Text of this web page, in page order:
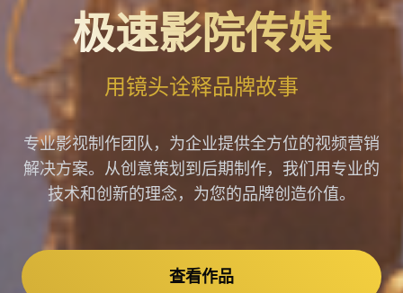
极速影院传媒
用镜头诠释品牌故事
专业影视制作团队，为企业提供全方位的视频营销
解决方案。从创意策划到后期制作，我们用专业的
技术和创新的理念，为您的品牌创造价值。
查看作品